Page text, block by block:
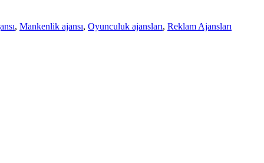
, Mankenlik ajansı, Oyunculuk ajansları, Reklam Ajansları